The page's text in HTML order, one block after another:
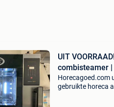
UIT
combisteamer |
Horecagoed.com
gebruikte horeca